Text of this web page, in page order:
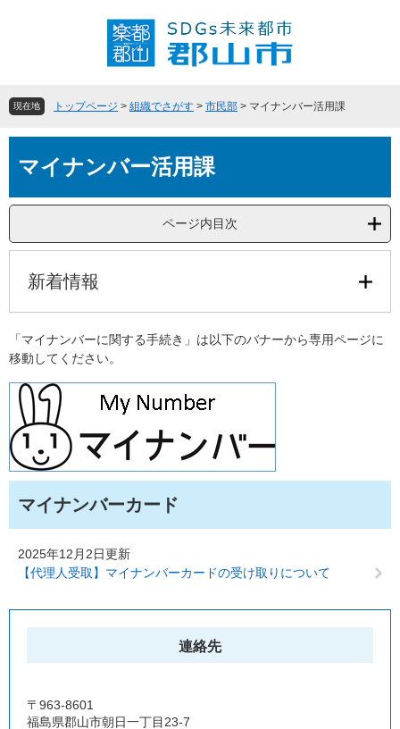
頭
す
飛
し
文
現在地 トップページ > 組織でさがす > 市民部 > マイナンバー活用課
文マイナンバー活用課
ページ内目次
新着情報
「マイナンバーに関する手続き」は以下のバナーから専用ページに
移動してください。
マイナンバーカード
2025年12月2日更新
【代理人受取】マイナンバーカードの受け取りについて
連絡先
〒963-8601
福島県郡山市朝日一丁目23-7